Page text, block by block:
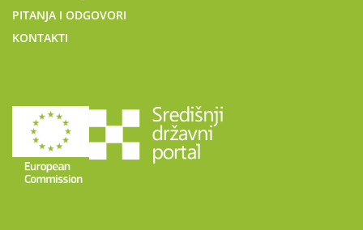
PITANJA I ODGOVORI
KONTAKTI